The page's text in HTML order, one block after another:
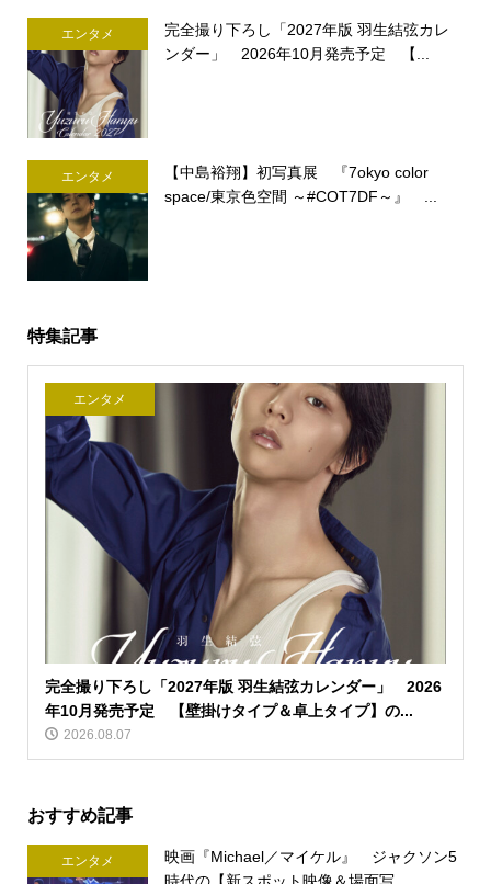
エンタメ
完全撮り下ろし「2027年版 羽生結弦カレ
ンダー」 2026年10月発売予定 【...
エンタメ
【中島裕翔】初写真展 『7okyo color
space/東京色空間 ～#COT7DF～』 ...
特集記事
エンタメ
完全撮り下ろし「2027年版 羽生結弦カレンダー」 2026
年10月発売予定 【壁掛けタイプ＆卓上タイプ】の...
2026.08.07
おすすめ記事
エンタメ
映画『Michael／マイケル』 ジャクソン5